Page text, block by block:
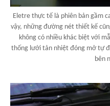
Eletre thực tế là phiên bản gầm
vậy, những đường nét thiết kế
không có nhiều khác biệt với
thống lưới tản nhiệt đóng mở tự
bên